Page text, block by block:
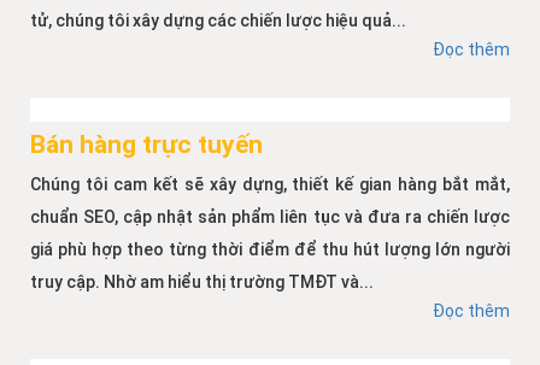
tử, chúng tôi xây dựng các chiến lược hiệu quả...
Đọc thêm
Bán hàng trực tuyến
Chúng tôi cam kết sẽ xây dựng, thiết kế gian hàng bắt mắt,
chuẩn SEO, cập nhật sản phẩm liên tục và đưa ra chiến lược
giá phù hợp theo từng thời điểm để thu hút lượng lớn người
truy cập. Nhờ am hiểu thị trường TMĐT và...
Đọc thêm